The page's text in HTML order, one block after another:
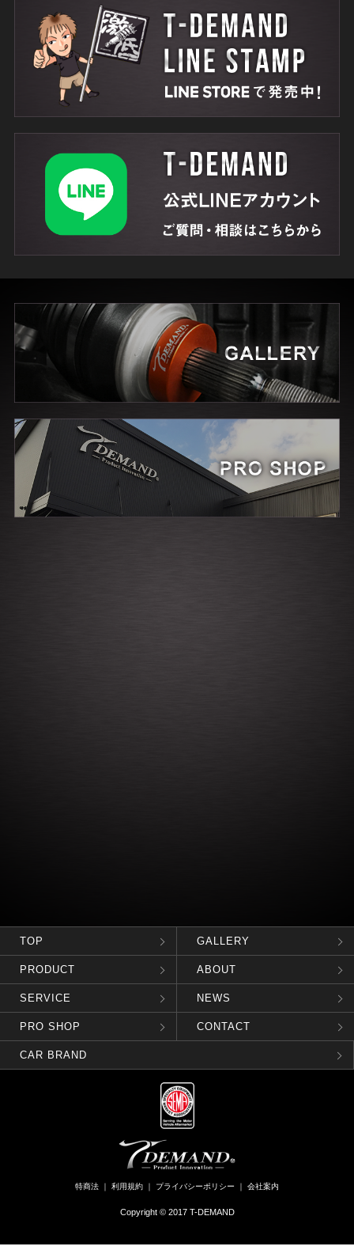
TOP GALLERY
PRODUCT ABOUT
SERVICE NEWS
PRO SHOP CONTACT
CAR BRAND
特商法 ｜ 利用規約 ｜ プライバシーポリシー ｜ 会社案内
Copyright © 2017 T-DEMAND